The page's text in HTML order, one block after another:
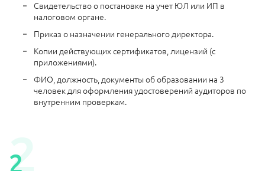
Свидетельство о постановке на учет ЮЛ или ИП в
налоговом органе.
Приказ о назначении генерального директора.
Копии действующих сертификатов, лицензий (с
приложениями).
ФИО, должность, документы об образовании на 3
человек для оформления удостоверений аудиторов по
внутренним проверкам.